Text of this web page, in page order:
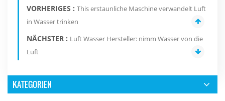
VORHERIGES : This erstaunliche Maschine verwandelt Luft
in Wasser trinken
NÄCHSTER : Luft Wasser Hersteller: nimm Wasser von die
Luft
KATEGORIEN